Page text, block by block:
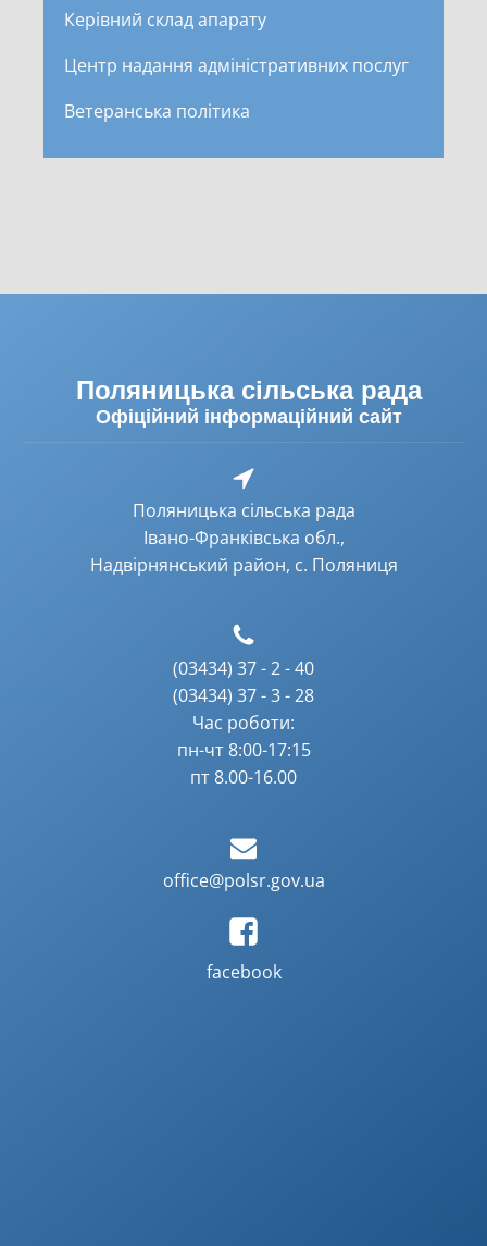
Керівний склад апарату
Центр надання адміністративних послуг
Ветеранська політика
Поляницька сільська рада
Офіційний інформаційний сайт
Поляницька сільська рада
Івано-Франківська обл.,
Надвірнянський район, с. Поляниця
(03434) 37 - 2 - 40
(03434) 37 - 3 - 28
Час роботи:
пн-чт 8:00-17:15
пт 8.00-16.00
office@polsr.gov.ua
facebook